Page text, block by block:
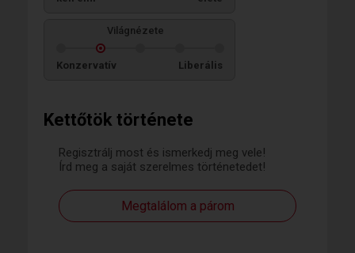
Kettőtök története
Regisztrálj most és ismerkedj meg vele!
Írd meg a saját szerelmes történetedet!
Megtalálom a párom
Világnézete
Konzervatív Liberális